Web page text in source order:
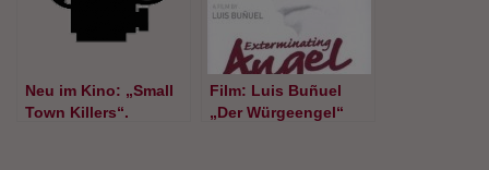
Neu im Kino: „Small
Town Killers“.
Film: Luis Buñuel
„Der Würgeengel“